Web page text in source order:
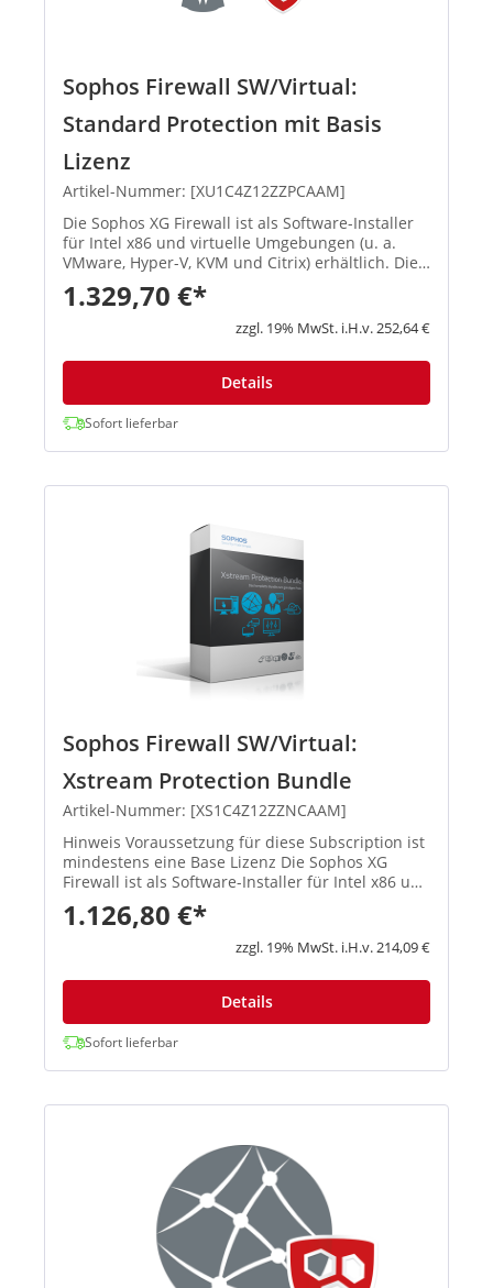
Sophos Firewall SW/Virtual:
Standard Protection mit Basis
Lizenz
Artikel-Nummer: [XU1C4Z12ZZPCAAM]
Die Sophos XG Firewall ist als Software-Installer
für Intel x86 und virtuelle Umgebungen (u. a.
VMware, Hyper-V, KVM und Citrix) erhältlich. Die
Sophos Software-Appliance wird auf Ihrer
bestehenden Intel-Hardware installiert. Die
1.329,70 €*
zzgl. 19% MwSt. i.H.v. 252,64 €
Details
Sofort lieferbar
Sophos Firewall SW/Virtual:
Xstream Protection Bundle
Artikel-Nummer: [XS1C4Z12ZZNCAAM]
Hinweis Voraussetzung für diese Subscription ist
mindestens eine Base Lizenz Die Sophos XG
Firewall ist als Software-Installer für Intel x86 und
virtuelle Umgebungen (u. a. VMware, Hyper-V,
KVM und Citrix) e...
1.126,80 €*
zzgl. 19% MwSt. i.H.v. 214,09 €
Details
Sofort lieferbar